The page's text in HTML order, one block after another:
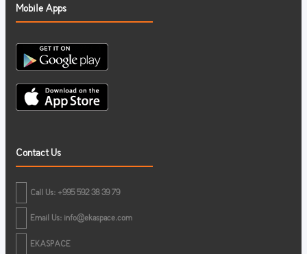
Mobile Apps
Contact Us
Call Us: +995 592 38 39 79
Email Us: info@ekaspace.com
EKASPACE